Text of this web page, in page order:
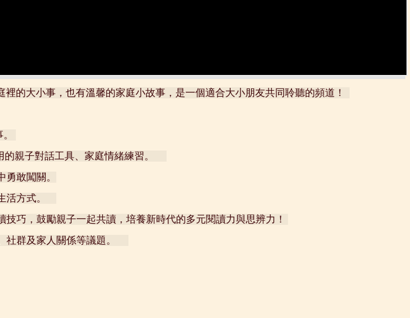
的大小事，也有溫馨的家庭小故事，是一個適合大小朋友共同聆聽的頻道！
的親子對話工具、家庭情緒練習。
敢闖關。
活方式。
巧，鼓勵親子一起共讀，培養新時代的多元閱讀力與思辨力！
社群及家人關係等議題。